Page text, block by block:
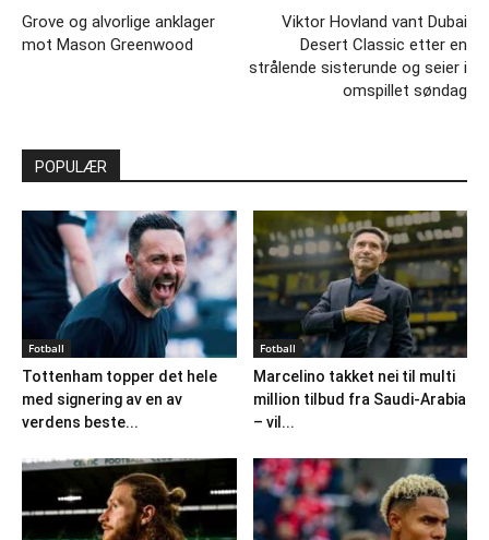
Grove og alvorlige anklager
mot Mason Greenwood
Viktor Hovland vant Dubai
Desert Classic etter en
strålende sisterunde og seier i
omspillet søndag
POPULÆR
Fotball
Tottenham topper det hele
med signering av en av
verdens beste...
Fotball
Marcelino takket nei til multi
million tilbud fra Saudi-Arabia
– vil...